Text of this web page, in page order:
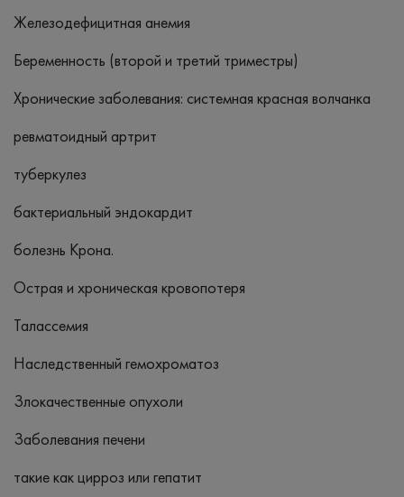
Железодефицитная анемия
Беременность (второй и третий триместры)
Хронические заболевания: системная красная волчанка
ревматоидный артрит
туберкулез
бактериальный эндокардит
болезнь Крона.
Острая и хроническая кровопотеря
Талассемия
Наследственный гемохроматоз
Злокачественные опухоли
Заболевания печени
такие как цирроз или гепатит